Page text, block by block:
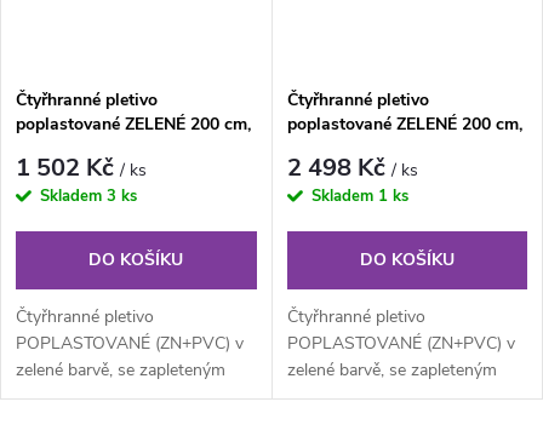
Čtyřhranné pletivo
poplastované ZELENÉ 200 cm,
napínacím drátem
1 502 Kč/ ks
Skladem 3 ks
DO KOŠÍKU
Čtyřhranné pletivo
POPLASTOVANÉ (ZN+PVC) v
zelené barvě, se zapleteným
napínacím drátem. Výška 200
Čtyřhranné pletivo
poplastované ZELENÉ 200 cm,
napínacím drátem
2 498 Kč/ ks
Skladem 1 ks
DO KOŠÍKU
Čtyřhranné pletivo
POPLASTOVANÉ (ZN+PVC) v
zelené barvě, se zapleteným
napínacím drátem. Výška 200